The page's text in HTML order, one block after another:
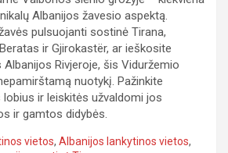
Albanijos žavesio aspektą.
pulsuojanti sostinė Tirana,
ir Gjirokastër, ar ieškosite
Rivjeroje, šis Viduržemio
nuotykį. Pažinkite
ir leiskitės užvaldomi jos
ir gamtos didybės.
vietos, Albanijos lankytinos vietos,